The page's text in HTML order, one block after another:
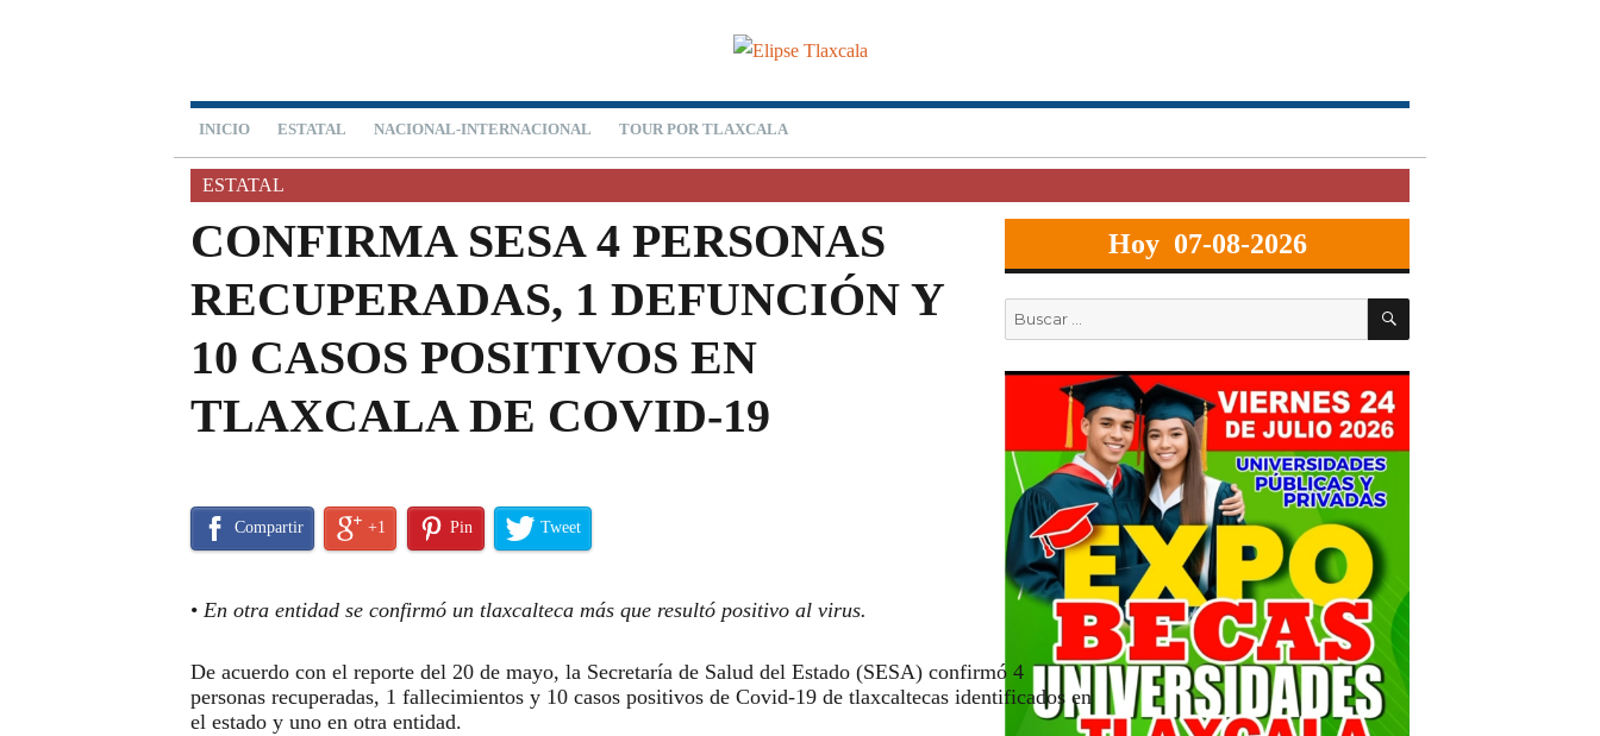
INICIO ESTATAL NACIONAL-INTERNACIONAL TOUR POR TLAXCALA
ESTATAL
CONFIRMA SESA 4 PERSONAS
RECUPERADAS, 1 DEFUNCIÓN Y
10 CASOS POSITIVOS EN
TLAXCALA DE COVID-19
Compartir +1 Pin Tweet
• En otra entidad se confirmó un tlaxcalteca más que resultó positivo al virus.
De acuerdo con el reporte del 20 de mayo, la Secretaría de Salud del Estado (SESA) confirmó 4
personas recuperadas, 1 fallecimientos y 10 casos positivos de Covid-19 de tlaxcaltecas identificados en
el estado y uno en otra entidad.
Hoy 07-08-2026
BUSCAR